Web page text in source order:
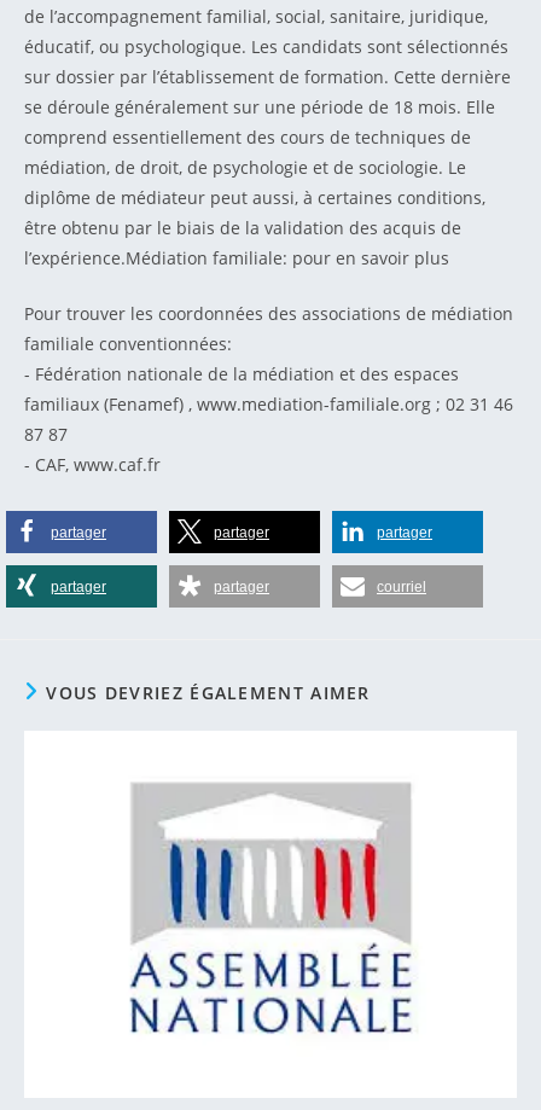
de l’accompagnement familial, social, sanitaire, juridique,
éducatif, ou psychologique. Les candidats sont sélectionnés
sur dossier par l’établissement de formation. Cette dernière
se déroule généralement sur une période de 18 mois. Elle
comprend essentiellement des cours de techniques de
médiation, de droit, de psychologie et de sociologie. Le
diplôme de médiateur peut aussi, à certaines conditions,
être obtenu par le biais de la validation des acquis de
l’expérience.Médiation familiale: pour en savoir plus
Pour trouver les coordonnées des associations de médiation
familiale conventionnées:
- Fédération nationale de la médiation et des espaces
familiaux (Fenamef) , www.mediation-familiale.org ; 02 31 46
87 87
- CAF, www.caf.fr
partager partager partager
partager partager courriel
VOUS DEVRIEZ ÉGALEMENT AIMER